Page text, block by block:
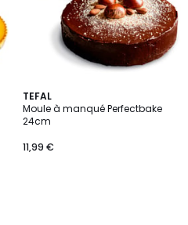
TEFAL
Moule à manqué Perfectbake
24cm
11,99 €